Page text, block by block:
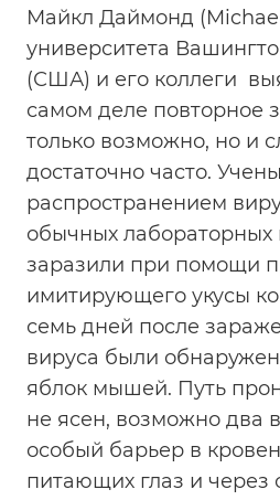
Майкл Даймонд
университета
(США) и его коллеги
самом деле повторное
только возможно, но и
достаточно часто.
распространением
обычных
заразили при помощи
имитирующего укусы
семь дней после
вируса были
яблок мышей. Путь
не ясен, возможно два
особый барьер в
питающих глаз и через